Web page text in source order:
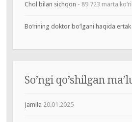
Chol bilan sichqon - 89 723 marta
Bo‘rining doktor bo‘lgani haqida ertak
So’ngi qo’shilgan
Jamila 20.01.2025